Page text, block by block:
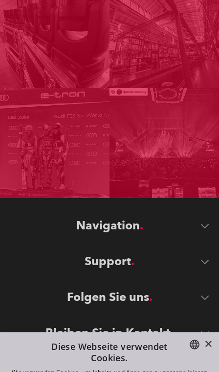
Navigation
Support
Folgen Sie uns
Bleiben Sie in Kontakt
ENGLISH
×
Diese Webseite verwendet
Cookies.